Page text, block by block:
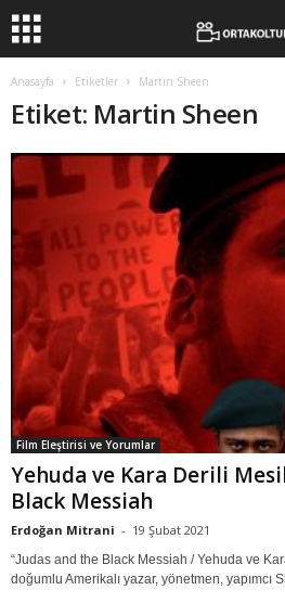
Anasayfa Etiketler Martin Sheen
Etiket: Martin Sheen
Film Eleştirisi ve Yorumlar
Yehuda ve Kara Derili
Black Messiah
Erdoğan Mitrani - 19 Şubat 2021
“Judas and the Black Messiah / Yehuda ve
doğumlu Amerikalı yazar, yönetmen, yapımcı